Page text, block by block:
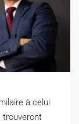
à celui
trouveront